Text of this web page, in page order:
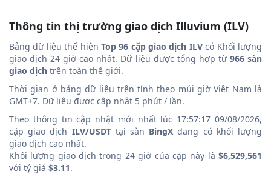
Thông tin thị trường giao dịch Illuvium (ILV)
Bảng dữ liệu thể hiện Top 96 cặp giao dịch ILVcó Khối lượng
giao dịch 24 giờ cao nhất. Dữ liệu được tổng hợp từ 966 sàn
giao dịch trên toàn thế giới.
Thời gian ở bảng dữ liệu trên tính theo múi giờ Việt Nam là
GMT+7. Dữ liệu được cập nhật 5 phút / lần.
Theo thông tin cập nhật mới nhất lúc 17:57:17 09/08/2026,
cặp giao dịch ILV/USDTtại sàn BingX đang có khối lượng
giao dịch cao nhất.
Khối lượng giao dịch trong 24 giờ của cặp này là $6,529,561
với tỷ giá $3.11.